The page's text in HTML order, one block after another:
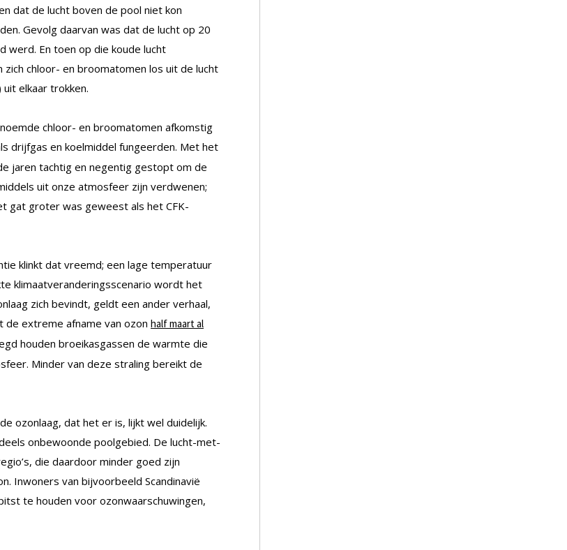
dat de lucht boven de pool niet kon
Gevolg daarvan was dat de lucht op 20
werd. En toen op die koude lucht
chloor- en broomatomen los uit de lucht
elkaar trokken.
chloor- en broomatomen afkomstig
drijfgas en koelmiddel fungeerden. Met het
jaren tachtig en negentig gestopt om de
uit onze atmosfeer zijn verdwenen;
gat groter was geweest als het CFK-
klinkt dat vreemd; een lage temperatuur
klimaatveranderingsscenario wordt het
zich bevindt, geldt een ander verhaal,
extreme afname van ozon half maart al
houden broeikasgassen de warmte die
Minder van deze straling bereikt de
ozonlaag, dat het er is, lijkt wel duidelijk.
onbewoonde poolgebied. De lucht-met-
die daardoor minder goed zijn
Inwoners van bijvoorbeeld Scandinavië
te houden voor ozonwaarschuwingen,